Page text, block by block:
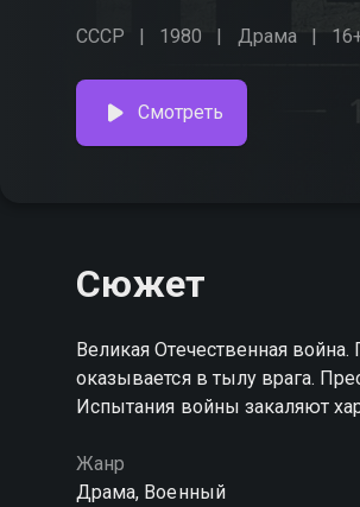
СССР 1980 Драма
Смотреть
Сюжет
Великая Отечественная
оказывается в тылу врага.
Испытания войны закаляют
Жанр
Драма, Военный